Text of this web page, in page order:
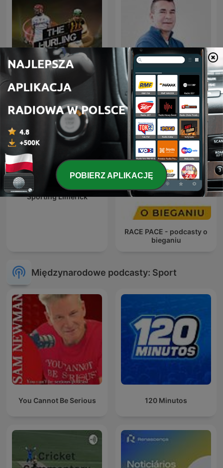
The Hurling Pod El VBar
Sporting Limerick
RACE PACE - podcasty o
bieganiu
Międzynarodowe podcasty: Sport
You Cannot Be Serious 120 Minutos
POBIERZ APLIKACJĘ